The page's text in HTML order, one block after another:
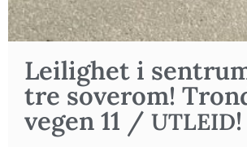
Lei­lig­het i
tre sove­rom!
ve­gen 11 / UTLEID!